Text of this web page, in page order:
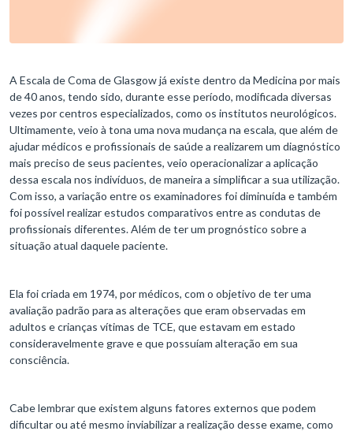
A Escala de Coma de Glasgow já existe dentro da Medicina por mais
de 40 anos, tendo sido, durante esse período, modificada diversas
vezes por centros especializados, como os institutos neurológicos.
Ultimamente, veio à tona uma nova mudança na escala, que além de
ajudar médicos e profissionais de saúde a realizarem um diagnóstico
mais preciso de seus pacientes, veio operacionalizar a aplicação
dessa escala nos indivíduos, de maneira a simplificar a sua utilização.
Com isso, a variação entre os examinadores foi diminuída e também
foi possível realizar estudos comparativos entre as condutas de
profissionais diferentes. Além de ter um prognóstico sobre a
situação atual daquele paciente.
Ela foi criada em 1974, por médicos, com o objetivo de ter uma
avaliação padrão para as alterações que eram observadas em
adultos e crianças vítimas de TCE, que estavam em estado
consideravelmente grave e que possuíam alteração em sua
consciência.
Cabe lembrar que existem alguns fatores externos que podem
dificultar ou até mesmo inviabilizar a realização desse exame, como